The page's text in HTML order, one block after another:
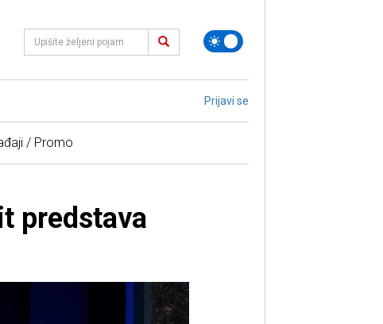
Prijavi se
/ Promo
predstava